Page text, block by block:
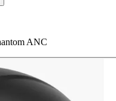
ANC